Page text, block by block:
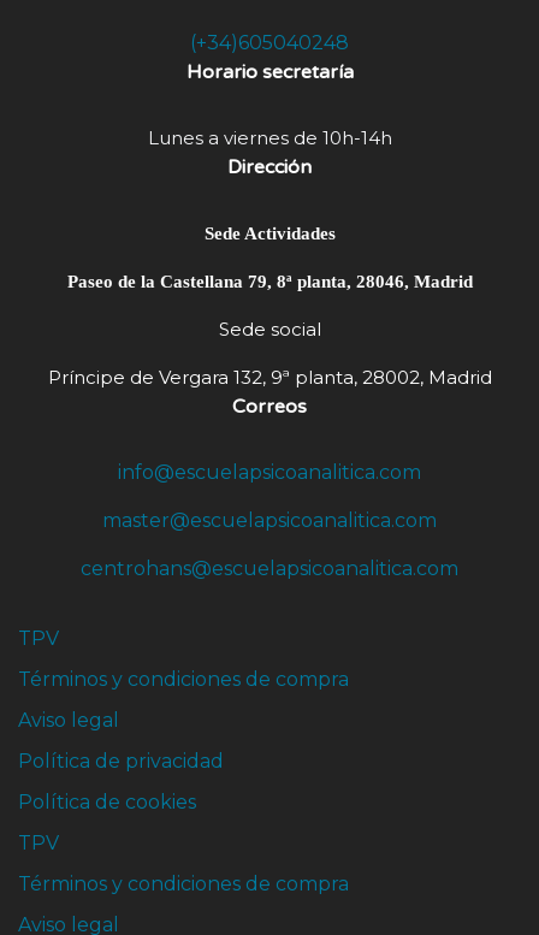
(+34)605040248
Horario secretaría
Lunes a viernes de 10h-14h
Dirección
Sede Actividades
Paseo de la Castellana 79, 8ª planta, 28046, Madrid
Sede social
Príncipe de Vergara 132, 9ª planta, 28002, Madrid
Correos
info@escuelapsicoanalitica.com
master@escuelapsicoanalitica.com
centrohans@escuelapsicoanalitica.com
TPV
Términos y condiciones de compra
Aviso legal
Política de privacidad
Política de cookies
TPV
Términos y condiciones de compra
Aviso legal